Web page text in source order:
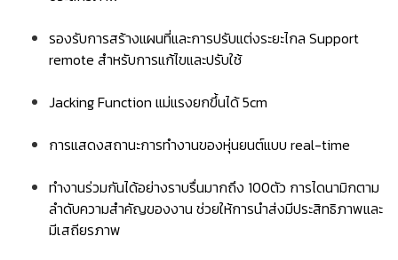
รองรับการสร้างแผนที่และการปรับแต่งระยะไกล Support
remote สำหรับการแก้ไขและปรับใช้
Jacking Function แม่แรงยกขึ้นได้ 5cm
การแสดงสถานะการทำงานของหุ่นยนต์แบบ real-time
ทำงานร่วมกันได้อย่างราบรื่นมากถึง 100ตัว การไดนามิกตาม
ลำดับความสำคัญของงาน ช่วยให้การนำส่งมีประสิทธิภาพและ
มีเสถียรภาพ